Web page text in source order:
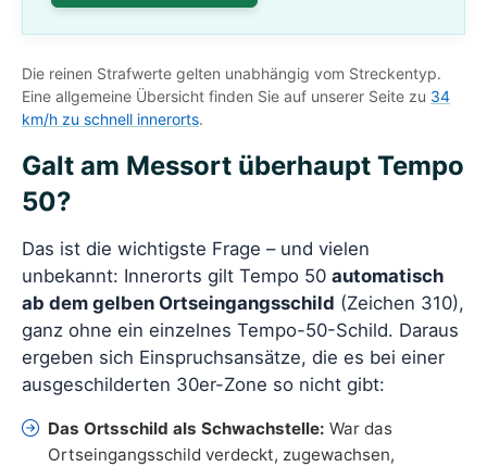
Die reinen Strafwerte gelten unabhängig vom Streckentyp.
Eine allgemeine Übersicht finden Sie auf unserer Seite zu 34
km/h zu schnell innerorts.
Galt am Messort überhaupt Tempo
50?
Das ist die wichtigste Frage – und vielen
unbekannt: Innerorts gilt Tempo 50 automatisch
ab dem gelben Ortseingangsschild (Zeichen 310),
ganz ohne ein einzelnes Tempo-50-Schild. Daraus
ergeben sich Einspruchsansätze, die es bei einer
ausgeschilderten 30er-Zone so nicht gibt:
Das Ortsschild als Schwachstelle: War das
Ortseingangsschild verdeckt, zugewachsen,